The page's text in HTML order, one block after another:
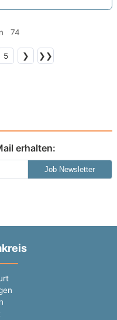
74
5 ❯ ❯❯
erhalten:
Job Newsletter